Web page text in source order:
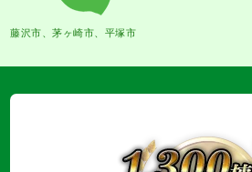
藤沢市、茅ヶ崎市、平塚市